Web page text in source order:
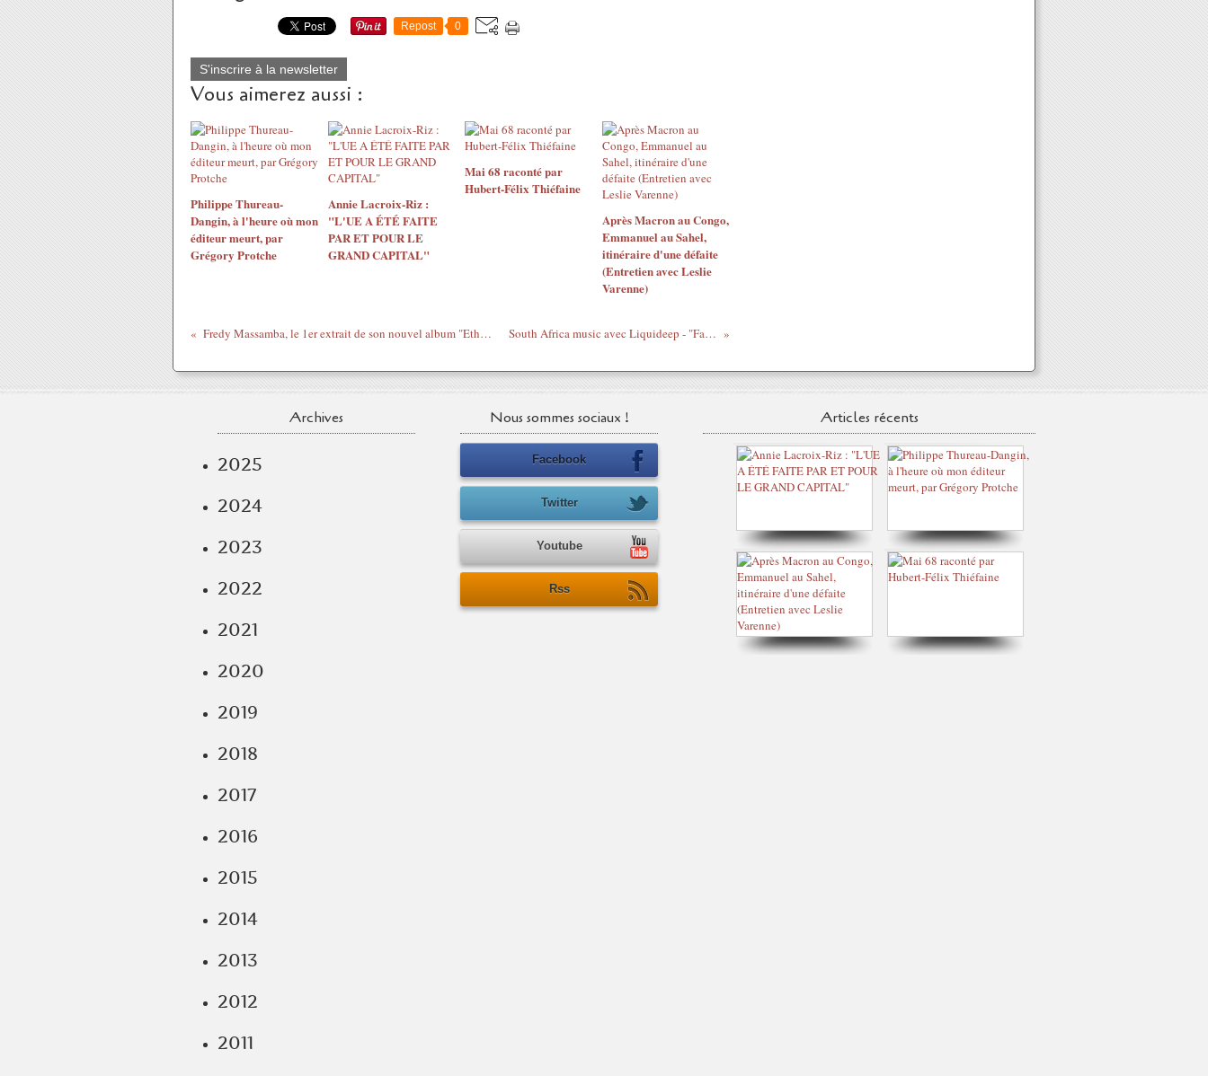
Repost 0
S'inscrire à la newsletter
Vous aimerez aussi :
Philippe Thureau-
Dangin, à l'heure où mon
éditeur meurt, par
Grégory Protche
Annie Lacroix-Riz :
"L'UE A ÉTÉ FAITE
PAR ET POUR LE
GRAND CAPITAL"
Mai 68 raconté par
Hubert-Félix Thiéfaine
Après Macron au Congo,
Emmanuel au Sahel,
itinéraire d'une défaite
(Entretien avec Leslie
Varenne)
Fredy Massamba, le 1er extrait de son nouvel album "Ethnophony" South Africa music avec Liquideep - "Fairytale"
Archives
2025
2024
2023
2022
2021
2020
2019
2018
2017
2016
2015
2014
2013
2012
2011
Nous sommes sociaux !
Facebook
Twitter
Youtube
Rss
Articles récents